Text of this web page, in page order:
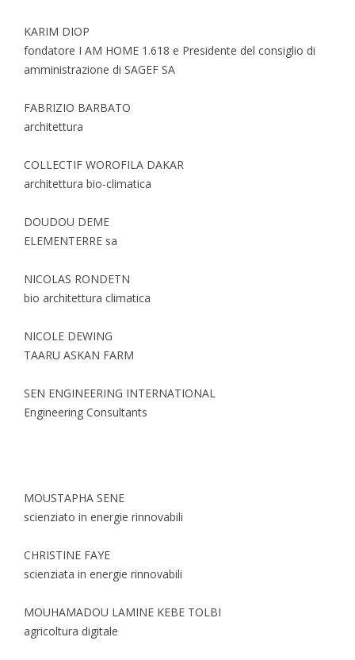
KARIM DIOP
fondatore I AM HOME 1.618 e Presidente del consiglio di
amministrazione di SAGEF SA
FABRIZIO BARBATO
architettura
COLLECTIF WOROFILA DAKAR
architettura bio-climatica
DOUDOU DEME
ELEMENTERRE sa
NICOLAS RONDETN
bio architettura climatica
NICOLE DEWING
TAARU ASKAN FARM
SEN ENGINEERING INTERNATIONAL
Engineering Consultants
MOUSTAPHA SENE
scienziato in energie rinnovabili
CHRISTINE FAYE
scienziata in energie rinnovabili
MOUHAMADOU LAMINE KEBE TOLBI
agricoltura digitale